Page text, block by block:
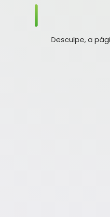
Desculpe, a